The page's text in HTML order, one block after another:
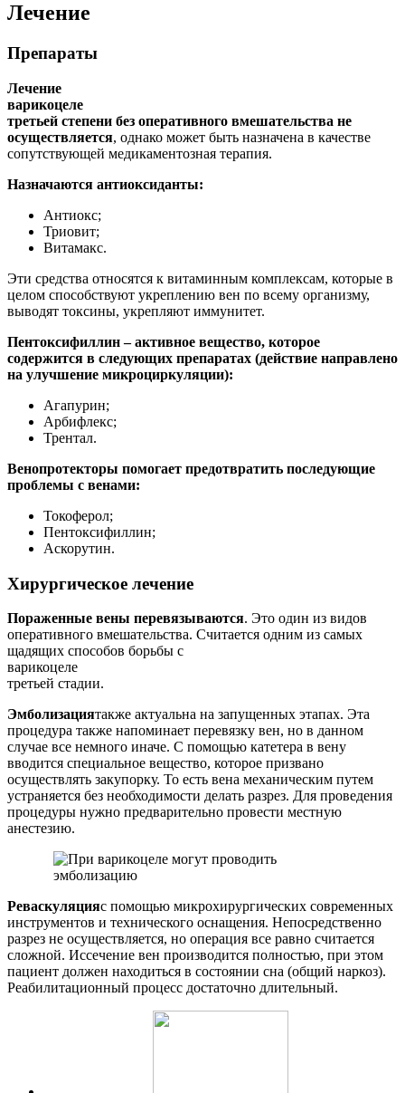
Лечение
Препараты
Лечение
варикоцеле
третьей степени без оперативного вмешательства не
осуществляется, однако может быть назначена в качестве
сопутствующей медикаментозная терапия.
Назначаются антиоксиданты:
Антиокс;
Триовит;
Витамакс.
Эти средства относятся к витаминным комплексам, которые в
целом способствуют укреплению вен по всему организму,
выводят токсины, укрепляют иммунитет.
Пентоксифиллин – активное вещество, которое
содержится в следующих препаратах (действие направлено
на улучшение микроциркуляции):
Агапурин;
Арбифлекс;
Трентал.
Венопротекторы помогает предотвратить последующие
проблемы с венами:
Токоферол;
Пентоксифиллин;
Аскорутин.
Хирургическое лечение
Пораженные вены перевязываются. Это один из видов
оперативного вмешательства. Считается одним из самых
щадящих способов борьбы с
варикоцеле
третьей стадии.
Эмболизациятакже актуальна на запущенных этапах. Эта
процедура также напоминает перевязку вен, но в данном
случае все немного иначе. С помощью катетера в вену
вводится специальное вещество, которое призвано
осуществлять закупорку. То есть вена механическим путем
устраняется без необходимости делать разрез. Для проведения
процедуры нужно предварительно провести местную
анестезию.
Реваскуляцияс помощью микрохирургических современных
инструментов и технического оснащения. Непосредственно
разрез не осуществляется, но операция все равно считается
сложной. Иссечение вен производится полностью, при этом
пациент должен находиться в состоянии сна (общий наркоз).
Реабилитационный процесс достаточно длительный.